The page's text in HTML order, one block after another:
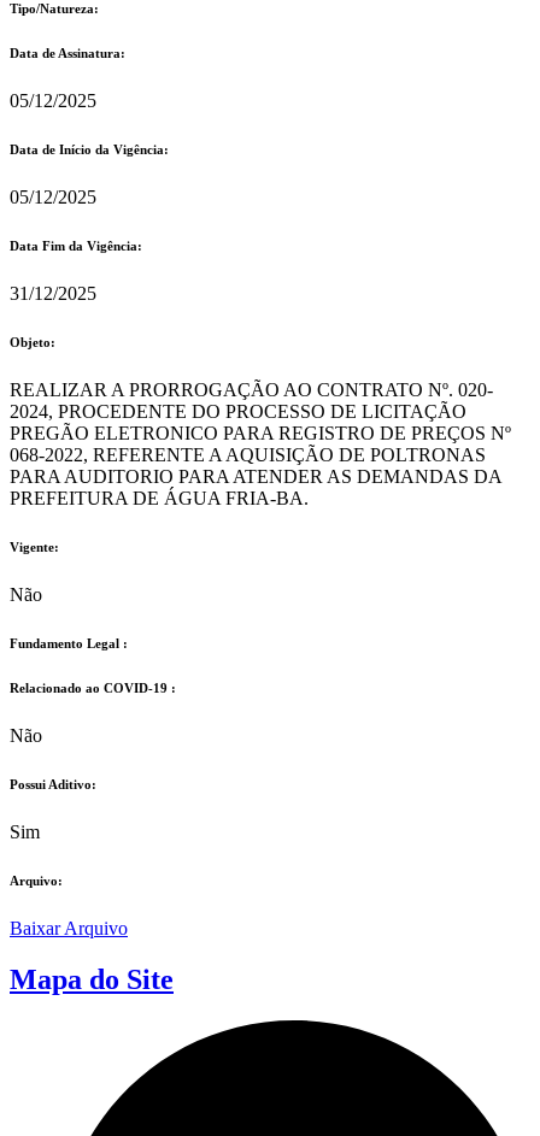
Tipo/Natureza:
Data de Assinatura:
05/12/2025
Data de Início da Vigência:
05/12/2025
Data Fim da Vigência:
31/12/2025
Objeto:
REALIZAR A PRORROGAÇÃO AO CONTRATO Nº. 020-
2024, PROCEDENTE DO PROCESSO DE LICITAÇÃO
PREGÃO ELETRONICO PARA REGISTRO DE PREÇOS Nº
068-2022, REFERENTE A AQUISIÇÃO DE POLTRONAS
PARA AUDITORIO PARA ATENDER AS DEMANDAS DA
PREFEITURA DE ÁGUA FRIA-BA.
Vigente:
Não
Fundamento Legal :​
Relacionado ao COVID-19 :​
Não
Possui Aditivo:​
Sim
Arquivo:
Baixar Arquivo
Mapa do Site